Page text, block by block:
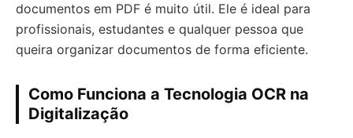
documentos em PDF é muito útil. Ele é ideal para
profissionais, estudantes e qualquer pessoa que
queira organizar documentos de forma eficiente.
Como Funciona a Tecnologia OCR na
Digitalização